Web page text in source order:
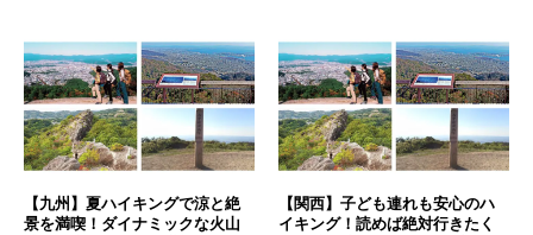
【九州】夏ハイキングで涼と絶
景を満喫！ダイナミックな火山
【関西】子ども連れも安心のハ
イキング！読めば絶対行きたく